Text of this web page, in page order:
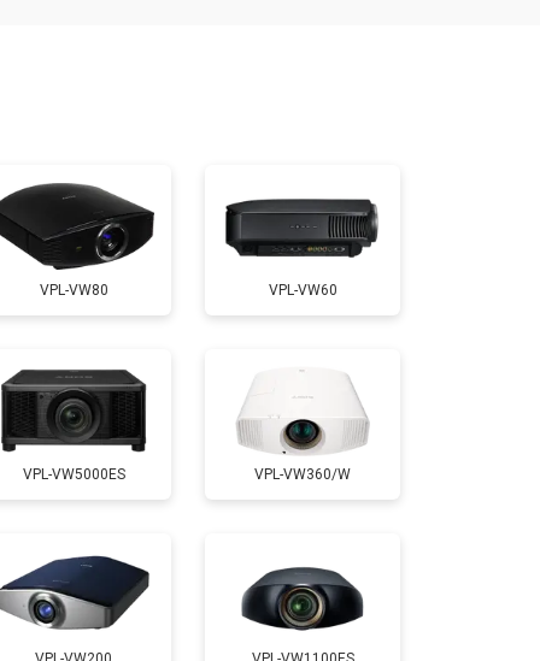
2000 ₽ Заказать
1900 ₽ Заказать
VPL-VW80 VPL-VW60
VPL-VW5000ES VPL-VW360/W